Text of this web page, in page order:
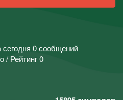
сегодня 0 сообщений
/ Рейтинг 0